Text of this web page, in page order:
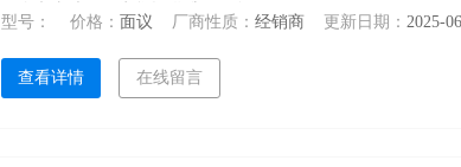
10个办事处，可为您提供维修服务。
型号： 价格： 面议 厂商性质：经销商 更新日期：2025-
查看详情 在线留言